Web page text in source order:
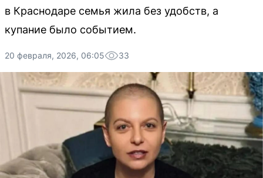
в Краснодаре семья жила без удобств, а
купание было событием.
20 февраля, 2026, 06:05 33